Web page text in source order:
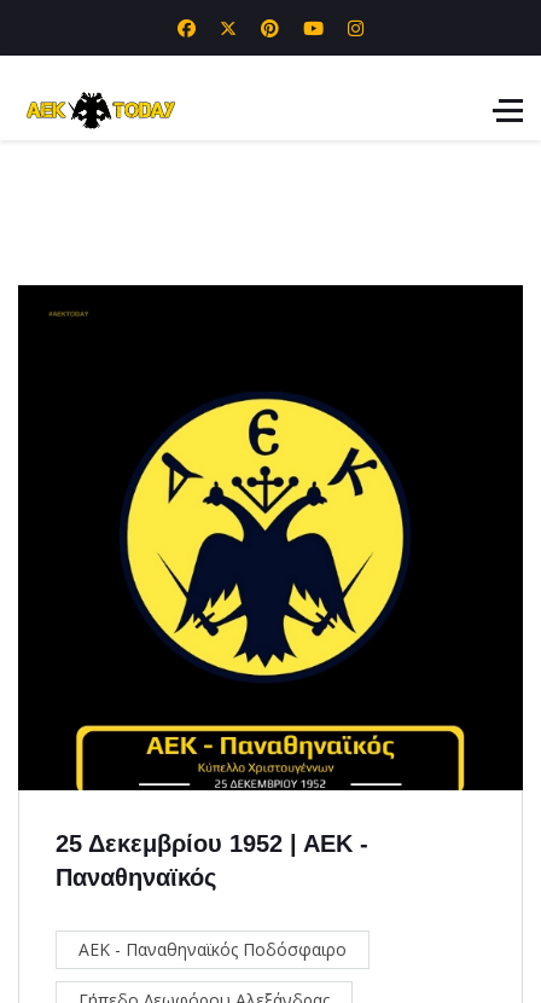
25 Δεκεμβρίου 1952 | ΑΕΚ -
Παναθηναϊκός
ΑΕΚ - Παναθηναϊκός Ποδόσφαιρο